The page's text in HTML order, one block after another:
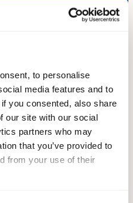
to personalise
media features and to
you consented, also share
our site with our social
partners who may
that you’ve provided to
from your use of their